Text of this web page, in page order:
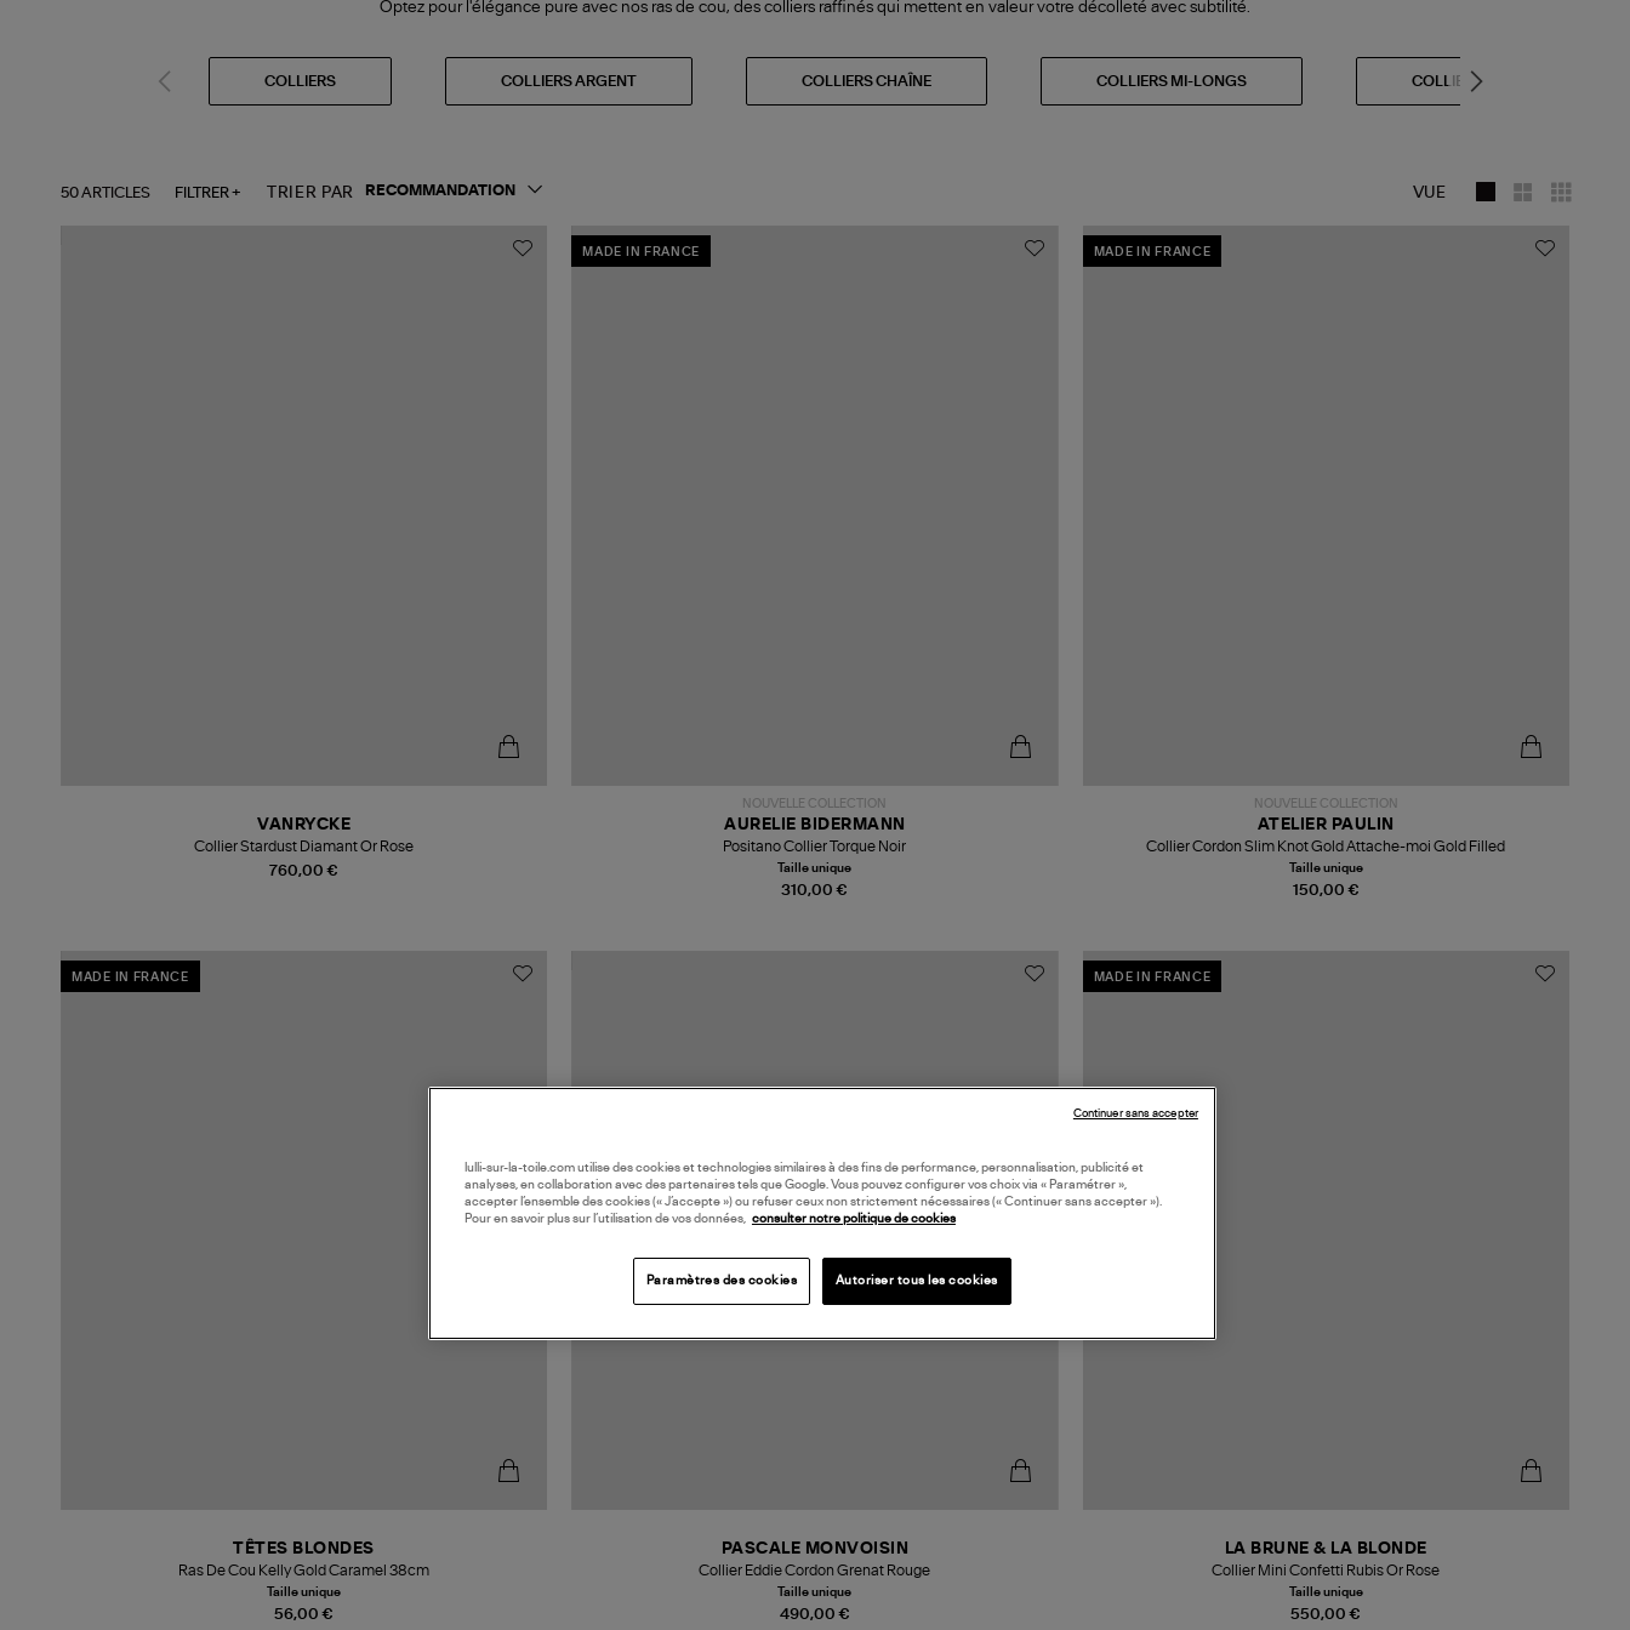
Optez pour l'élégance pure avec nos ras de cou, des colliers raffinés qui mettent en valeur votre décolleté avec subtilité.
COLLIERS COLLIERS ARGENT COLLIERS CHAÎNE COLLIERS MI-LONGS COLLIERS OR
50 ARTICLES FILTRER + TRIER PAR VUE
760,00 €
VANRYCKE
Collier Stardust Diamant Or Rose
MADE IN FRANCE
NOUVELLE COLLECTION
310,00 €
AURELIE BIDERMANN
Positano Collier Torque Noir
Taille unique
MADE IN FRANCE
NOUVELLE COLLECTION
150,00 €
ATELIER PAULIN
Collier Cordon Slim Knot Gold Attache-moi Gold Filled
Taille unique
MADE IN FRANCE
56,00 €
TÊTES BLONDES
Ras De Cou Kelly Gold Caramel 38cm
Taille unique
490,00 €
PASCALE MONVOISIN
Collier Eddie Cordon Grenat Rouge
Taille unique
MADE IN FRANCE
550,00 €
LA BRUNE & LA BLONDE
Collier Mini Confetti Rubis Or Rose
Taille unique
lulli-sur-la-toile.com utilise des cookies et technologies similaires à des fins de performance, personnalisation, publicité et
analyses, en collaboration avec des partenaires tels que Google. Vous pouvez configurer vos choix via « Paramétrer »,
accepter l’ensemble des cookies (« J’accepte ») ou refuser ceux non strictement nécessaires (« Continuer sans accepter »).
Pour en savoir plus sur l’utilisation de vos données, consulter notre politique de cookies
Paramètres des cookies Autoriser tous les cookies
Continuer sans accepter